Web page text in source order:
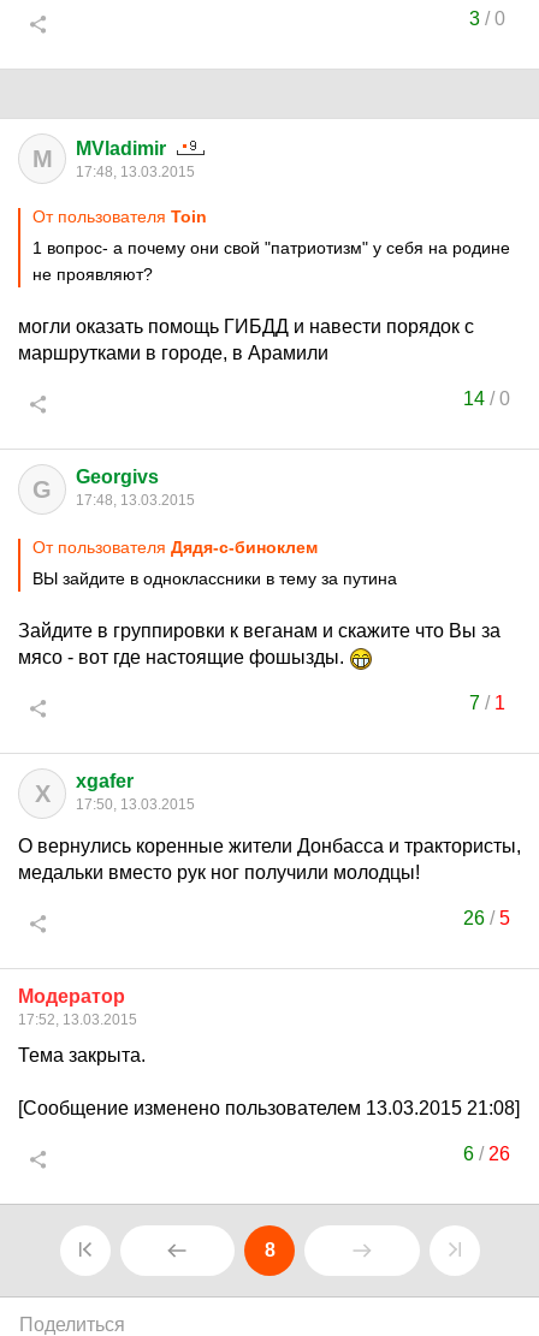
3/0
M MVladimir
17:48, 13.03.2015
От пользователя Toin
1 вопрос- а почему они свой "патриотизм" у себя на родине
не проявляют?
могли оказать помощь ГИБДД и навести порядок с
маршрутками в городе, в Арамили
14 /0
G Georgivs
17:48, 13.03.2015
От пользователя Дядя-с-биноклем
ВЫ зайдите в одноклассники в тему за путина
Зайдите в группировки к веганам и скажите что Вы за
мясо - вот где настоящие фошызды.
7/ 1
X xgafer
17:50, 13.03.2015
О вернулись коренные жители Донбасса и трактористы,
медальки вместо рук ног получили молодцы!
26 /5
Модератор
17:52, 13.03.2015
Тема закрыта.
[Сообщение изменено пользователем 13.03.2015 21:08]
6 / 26
8
Поделиться